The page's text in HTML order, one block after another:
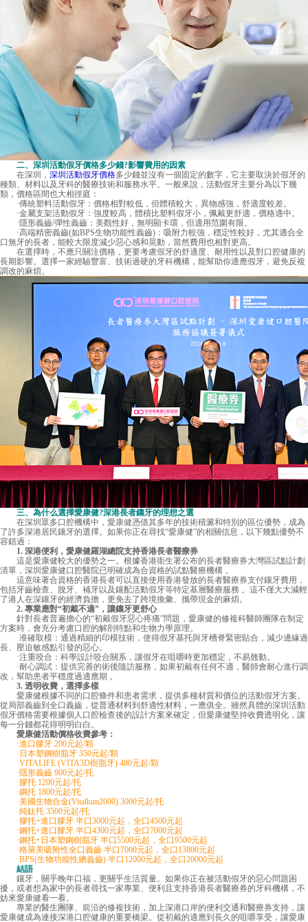
二、深圳活動假牙價格多少錢?影響費用的因素
在深圳， 深圳活動假牙價格多少錢並沒有一個固定的數字，它主要取決於假牙的
種類、材料以及牙科的醫療技術和服務水平。一般來說，活動假牙主要分為以下幾
類，價格區間也大相徑庭：
·傳統塑料活動假牙：價格相對較低，但體積較大，異物感強，舒適度較差。
·金屬支架活動假牙：強度較高，體積比塑料假牙小，佩戴更舒適，價格適中。
·隱形義齒/彈性義齒：美觀性好，無明顯卡環，但適用范圍有限。
·高端精密義齒(如BPS生物功能性義齒)：吸附力較強，穩定性較好，尤其適合全
口無牙的長者，能較大限度減少惡心感和晃動，當然費用也相對更高。
在選擇時，不應只關注價格，更要考慮假牙的舒適度、耐用性以及對口腔健康的
長期影響。選擇一家經驗豐富、技術過硬的牙科機構，能幫助你適應假牙，避免反複
調改的麻煩。
三、為什么選擇愛康健?深港長者鑲牙的理想之選
在深圳眾多口腔機構中， 愛康健憑借其多年的技術積澱和特別的區位優勢，成為
了許多深港居民鑲牙的選擇。如果你正在尋找“愛康健”的相關信息，以下幾點優勢不
容錯過：
1. 深港便利，愛康健羅湖總院支持香港長者醫療券
這是愛康健較大的優勢之一。根據香港衛生署公布的長者醫療券大灣區試點計劃
清單，深圳愛康健口腔醫院已明確成為合資格的試點醫療機構 。
這意味著合資格的香港長者可以直接使用香港發放的長者醫療券支付鑲牙費用，
包括牙齒檢查、脫牙、補牙以及鑲配活動假牙等特定基層醫療服務 。這不僅大大減輕
了港人在深鑲牙的經濟負擔，更免去了跨境換彙、攜帶現金的麻煩。
2. 專業應對“初戴不適”，讓鑲牙更舒心
針對長者普遍擔心的“初戴假牙惡心疼痛”問題，愛康健的修複科醫師團隊在制定
方案時，會充分考慮口腔的解剖特點和生物力學原理。
·准確取模：通過精細的印模技術，使得假牙基托與牙槽脊緊密貼合，減少邊緣過
長、壓迫敏感點引發的惡心。
·注重咬合：科學設計咬合關系，讓假牙在咀嚼時更加穩定，不易翹動。
·耐心調試：提供完善的術後隨訪服務，如果初戴有任何不適，醫師會耐心進行調
改，幫助患者平穩度過適應期 。
3. 透明收費，選擇多樣
愛康健根據不同的口腔條件和患者需求，提供多種材質和價位的活動假牙方案。
從局部義齒到全口義齒，從普通材料到舒適性材料，一應俱全。雖然具體的深圳活動
假牙價格需要根據個人口腔檢查後的設計方案來確定，但愛康健堅持收費透明化，讓
每一分錢都花得明明白白。
愛康健活動價格收費參考：
·進口膠牙 200元起/顆
·日本塑鋼樹脂牙 350元起/顆
·VITALIFE (VITA3D樹脂牙) 480元起/顆
·隱形義齒 900元起/托
·膠托 1200元起/托
·鋼托 1800元起/托
·美國生物合金(Vitallum2000) 3000元起/托
·純鈦托 3500元起/托
·膠托+進口膠牙 半口3000元起，全口4500元起
·鋼托+進口膠牙 半口4300元起，全口7000元起
·鋼托+日本塑鋼樹脂牙 半口5500元起，全口9500元起
·格萊美吸附性全口義齒 半口7000元起，全口13800元起
·BPS(生物功能性總義齒) 半口12000元起，全口20000元起
結語
鑲牙，關乎晚年口福，更關乎生活質量。如果你正在被活動假牙的惡心問題困
擾，或者想為家中的長者尋找一家專業、便利且支持香港長者醫療券的牙科機構，不
妨來愛康健看一看。
專業的醫生團隊、前沿的修複技術，加上深港口岸的便利交通和醫療券支持，讓
愛康健成為連接深港口腔健康的重要橋梁。從初戴的適應到長久的咀嚼享受，讓愛康